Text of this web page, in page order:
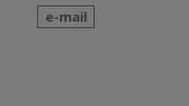
wyślij wiadomość
e-mail